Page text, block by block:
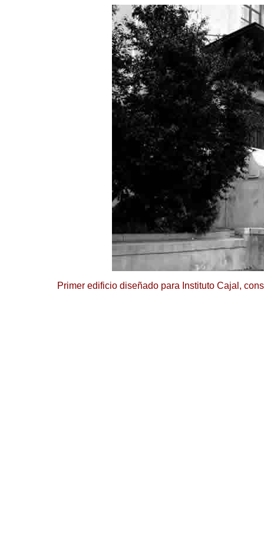
Primer edificio diseñado para Instituto Cajal,